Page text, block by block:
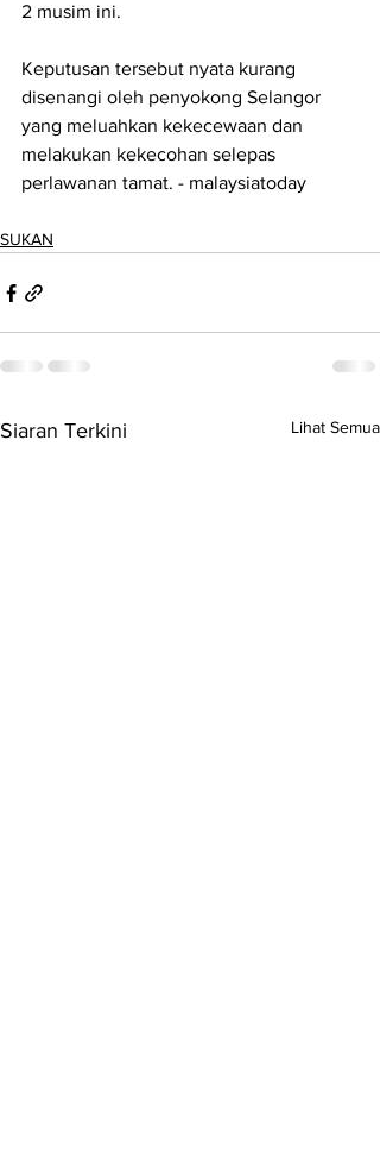
2 musim ini.
Keputusan tersebut nyata kurang
disenangi oleh penyokong Selangor
yang meluahkan kekecewaan dan
melakukan kekecohan selepas
perlawanan tamat. - malaysiatoday
SUKAN
Siaran Terkini Lihat Semua